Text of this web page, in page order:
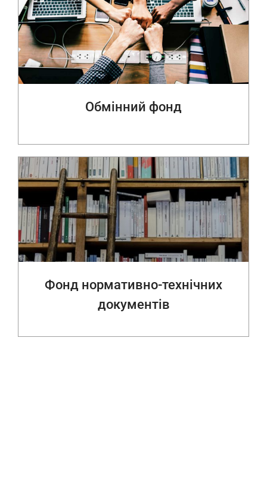
Обмінний фонд
Фонд нормативно-технічних
документів